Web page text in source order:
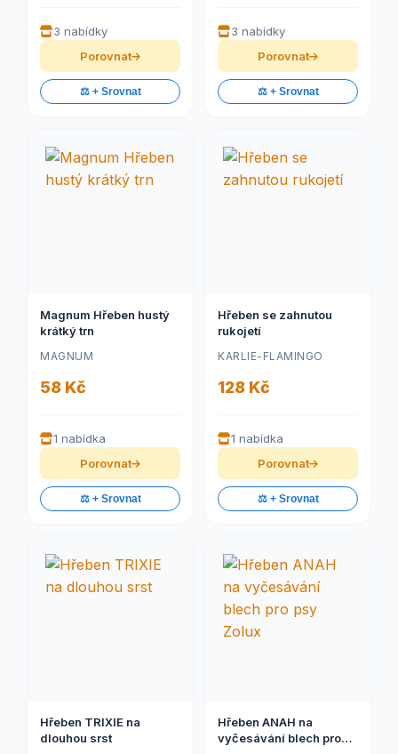
3 nabídky
Porovnat
⚖️ + Srovnat
3 nabídky
Porovnat
⚖️ + Srovnat
Magnum Hřeben hustý
krátký trn
MAGNUM
58 Kč
1 nabídka
Porovnat
⚖️ + Srovnat
Hřeben se zahnutou
rukojetí
KARLIE-FLAMINGO
128 Kč
1 nabídka
Porovnat
⚖️ + Srovnat
Hřeben TRIXIE na
dlouhou srst
Hřeben ANAH na
vyčesávání blech pro